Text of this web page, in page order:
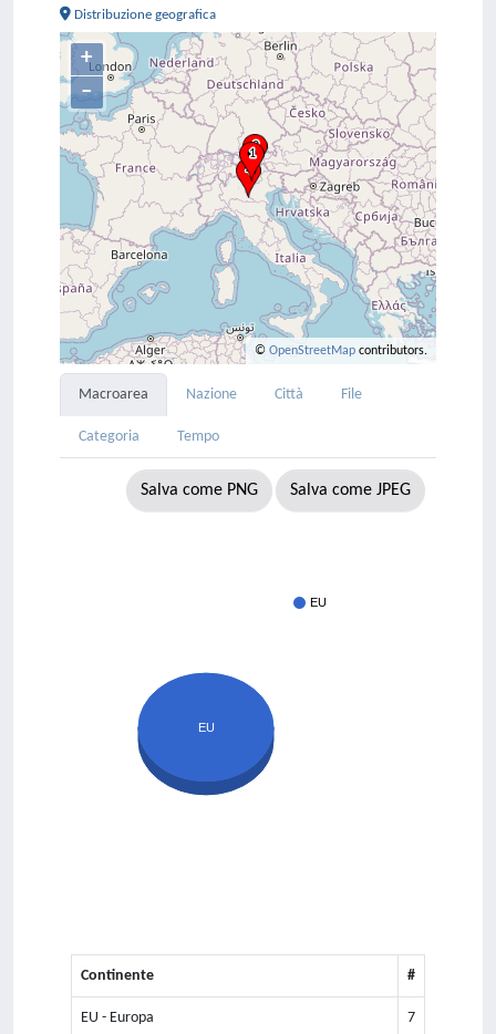
Distribuzione geografica
+
–
© OpenStreetMap contributors.
Macroarea Nazione Città File
Categoria Tempo
Salva come PNG Salva come JPEG
EU
EU
Continente #
EU - Europa 7